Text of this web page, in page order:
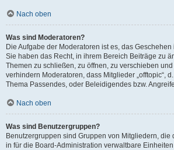
Nach oben
Was sind Moderatoren?
Die Aufgabe der Moderatoren ist es, das
Sie haben das Recht, in ihrem Bereich Beiträge zu
Themen zu schließen, zu öffnen, zu verschieben
verhindern Moderatoren, dass Mitglieder „offtopic“,
Thema Passendes, oder Beleidigendes bzw.
Nach oben
Was sind Benutzergruppen?
Benutzergruppen sind Gruppen von Mitgliedern, die
in für die Board-Administration verwaltbare